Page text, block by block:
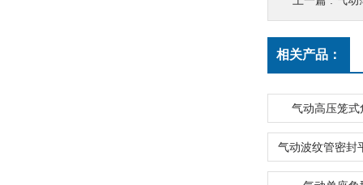
相关产品：
气动高压笼式